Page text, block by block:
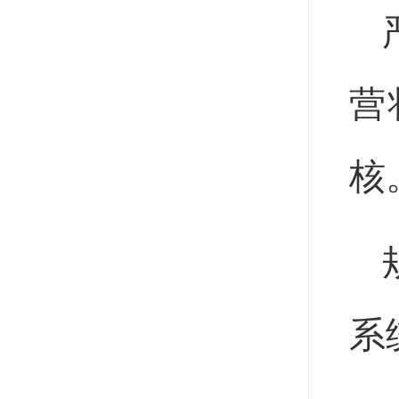
营
核
系